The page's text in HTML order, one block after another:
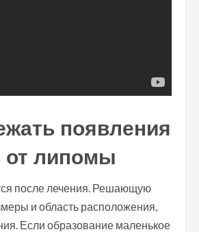
появления
липомы
после лечения. Решающую
и область расположения,
Если образование маленькое